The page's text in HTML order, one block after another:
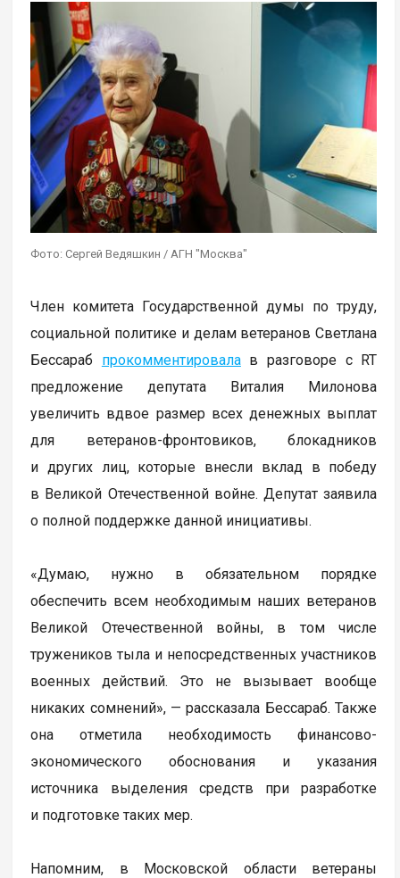
Фото: Сергей Ведяшкин / АГН "Москва"
Член комитета Государственной думы по труду,
социальной политике и делам ветеранов Светлана
Бессараб прокомментировалав разговоре с RT
предложение депутата Виталия Милонова
увеличить вдвое размер всех денежных выплат
для ветеранов-фронтовиков, блокадников
и других лиц, которые внесли вклад в победу
в Великой Отечественной войне. Депутат заявила
о полной поддержке данной инициативы.
«Думаю, нужно в обязательном порядке
обеспечить всем необходимым наших ветеранов
Великой Отечественной войны, в том числе
тружеников тыла и непосредственных участников
военных действий. Это не вызывает вообще
никаких сомнений», — рассказала Бессараб. Также
она отметила необходимость финансово-
экономического обоснования и указания
источника выделения средств при разработке
и подготовке таких мер.
Напомним, в Московской области ветераны